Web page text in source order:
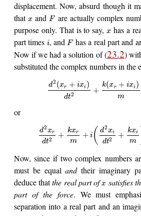
displacement. Now, absurd though it
thatx andF are actually complex
purpose only. That is to say,x has a
part times i, andF has a real part and
Now if we had a solution of (23.2)
substituted the complex numbers in the
d2 (xr + ixi )
dt2 +
k(xr + ixi )
m
or
d2xr
dt2 +
kxr
m
+ i ( d2xi
dt2 +
kxi
m
Now, since if two complex numbers
must be equalandtheir imaginary
deduce thatthe real part ofx satisfies
part of the force. We must
separation into a real part and an